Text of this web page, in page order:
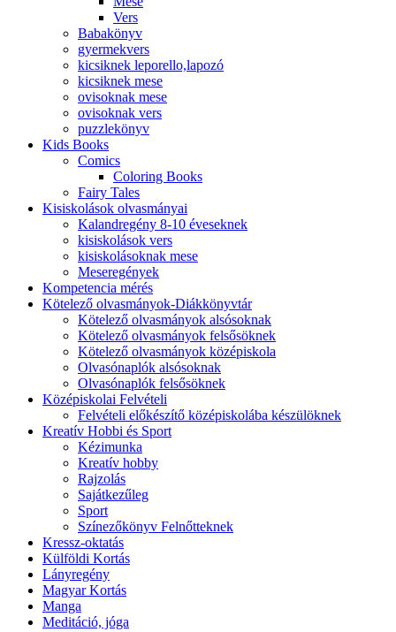
Vers
Babakönyv
gyermekvers
kicsiknek leporello,lapozó
kicsiknek mese
ovisoknak mese
ovisoknak vers
puzzlekönyv
Kids Books
Comics
Coloring Books
Fairy Tales
Kisiskolások olvasmányai
Kalandregény 8-10 éveseknek
kisiskolások vers
kisiskolásoknak mese
Meseregények
Kompetencia mérés
Kötelező olvasmányok-Diákkönyvtár
Kötelező olvasmányok alsósoknak
Kötelező olvasmányok felsősöknek
Kötelező olvasmányok középiskola
Olvasónaplók alsósoknak
Olvasónaplók felsősöknek
Középiskolai Felvételi
Felvételi előkészítő középiskolába készülöknek
Kreatív Hobbi és Sport
Kézimunka
Kreatív hobby
Rajzolás
Sajátkezűleg
Sport
Színezőkönyv Felnőtteknek
Kressz-oktatás
Külföldi Kortás
Lányregény
Magyar Kortás
Manga
Meditáció, jóga